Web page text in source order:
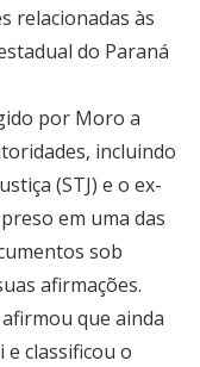
relacionadas às
do Paraná
por Moro a
incluindo
(STJ) e o ex-
em uma das
sob
afirmações.
que ainda
e classificou o